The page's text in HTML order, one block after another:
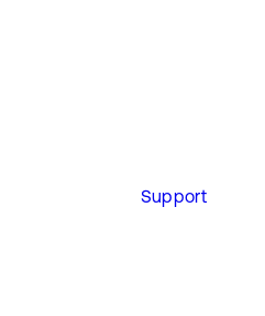
Support